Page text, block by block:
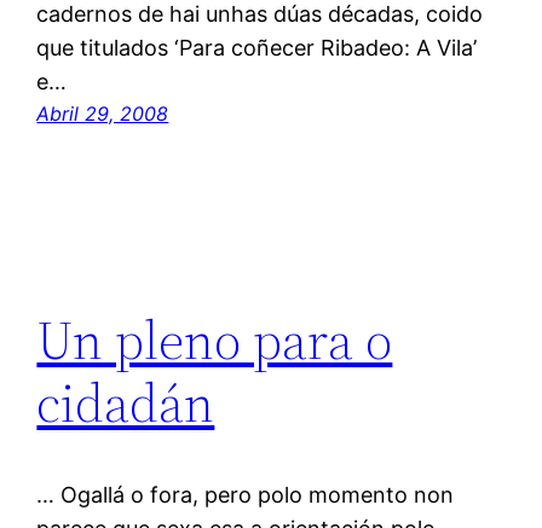
cadernos de hai unhas dúas décadas, coido
que titulados ‘Para coñecer Ribadeo: A Vila’
e…
Abril 29, 2008
Un pleno para o
cidadán
… Ogallá o fora, pero polo momento non